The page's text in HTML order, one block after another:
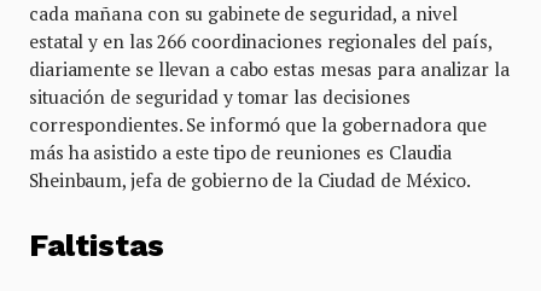
cada mañana con su gabinete de seguridad, a nivel
estatal y en las 266 coordinaciones regionales del país,
diariamente se llevan a cabo estas mesas para analizar la
situación de seguridad y tomar las decisiones
correspondientes. Se informó que la gobernadora que
más ha asistido a este tipo de reuniones es Claudia
Sheinbaum, jefa de gobierno de la Ciudad de México.
Faltistas